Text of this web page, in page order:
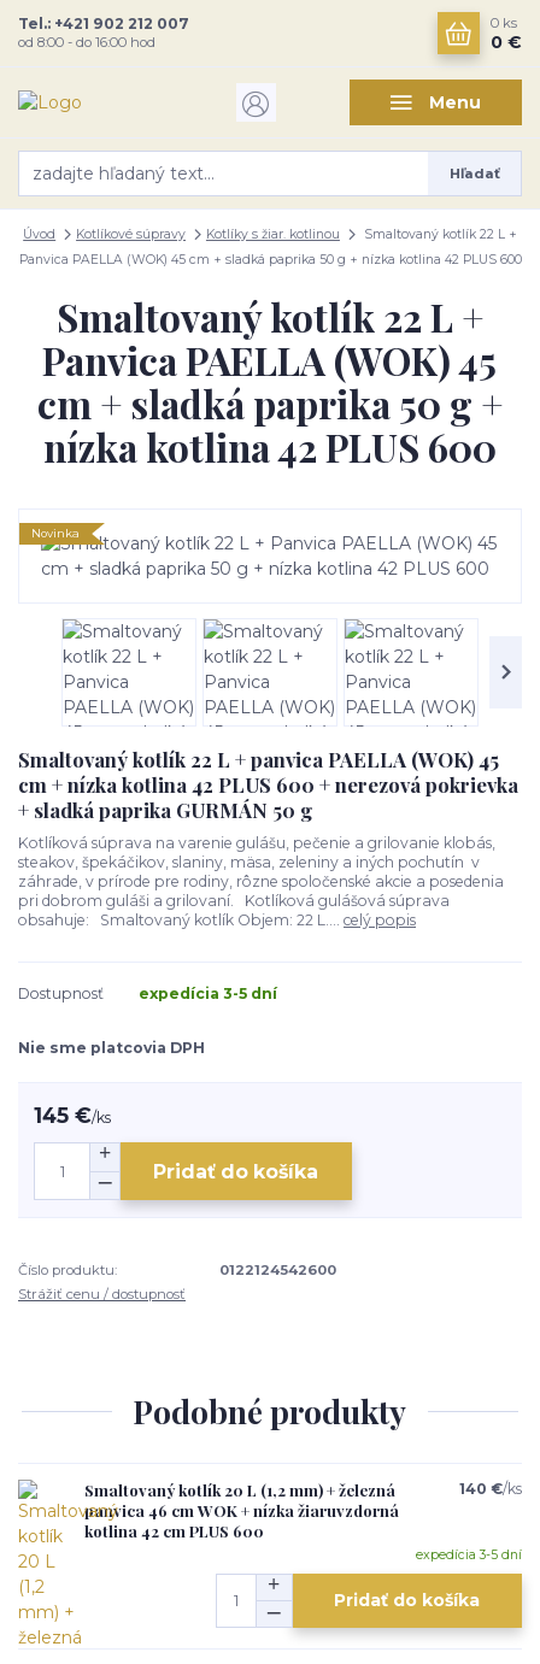
Menu
Hľadať
Tel.: +421 902 212 007
od 8:00 - do 16:00 hod
0 ks
0 €
Úvod Kotlíkové súpravy Kotlíky s žiar. kotlinou
Smaltovaný kotlík 22 L +
Panvica PAELLA (WOK) 45 cm + sladká paprika 50 g + nízka kotlina 42 PLUS 600
Smaltovaný kotlík 22 L +
Panvica PAELLA (WOK) 45
cm + sladká paprika 50 g +
nízka kotlina 42 PLUS 600
Novinka
Smaltovaný kotlík 22 L + panvica PAELLA (WOK) 45
cm + nízka kotlina 42 PLUS 600 + nerezová pokrievka
+ sladká paprika GURMÁN 50 g
Kotlíková súprava na varenie gulášu, pečenie a grilovanie klobás,
steakov, špekáčikov, slaniny, mäsa, zeleniny a iných pochutín v
záhrade, v prírode pre rodiny, rôzne spoločenské akcie a posedenia
pri dobrom guláši a grilovaní. Kotlíková gulášová súprava
obsahuje: Smaltovaný kotlík Objem: 22 L.... celý popis
Dostupnosť expedícia 3-5 dní
Nie sme platcovia DPH
145 €/ks
Pridať do košíka
Číslo produktu:
0122124542600
Strážiť cenu / dostupnosť
Podobné produkty
Smaltovaný kotlík 20 L (1,2 mm) + železná
panvica 46 cm WOK + nízka žiaruvzdorná
kotlina 42 cm PLUS 600
140 €/ks
expedícia 3-5 dní
Pridať do košíka